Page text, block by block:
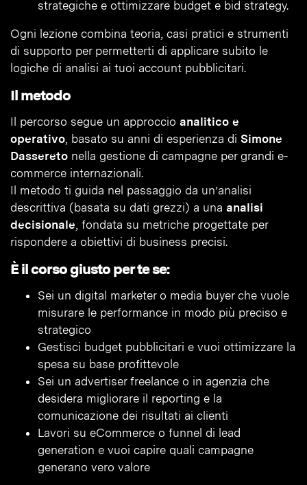
strategiche e ottimizzare budget e bid strategy.
Ogni lezione combina teoria, casi pratici e strumenti
di supporto per permetterti di applicare subito le
logiche di analisi ai tuoi account pubblicitari.
Il metodo
Il percorso segue un approccio analitico e
operativo, basato su anni di esperienza di Simone
Dassereto nella gestione di campagne per grandi e-
commerce internazionali.
Il metodo ti guida nel passaggio da un’analisi
descrittiva (basata su dati grezzi) a una analisi
decisionale, fondata su metriche progettate per
rispondere a obiettivi di business precisi.
È il corso giusto per te se:
Sei un digital marketer o media buyer che vuole
misurare le performance in modo più preciso e
strategico
Gestisci budget pubblicitari e vuoi ottimizzare la
spesa su base profittevole
Sei un advertiser freelance o in agenzia che
desidera migliorare il reporting e la
comunicazione dei risultati ai clienti
Lavori su eCommerce o funnel di lead
generation e vuoi capire quali campagne
generano vero valore